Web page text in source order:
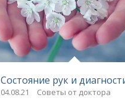
Состояние рук и
04.08.21 Советы от доктора